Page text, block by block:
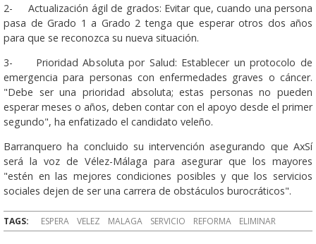
2- Actualización ágil de grados: Evitar que, cuando una persona
pasa de Grado 1 a Grado 2 tenga que esperar otros dos años
para que se reconozca su nueva situación.
3- Prioridad Absoluta por Salud: Establecer un protocolo de
emergencia para personas con enfermedades graves o cáncer.
"Debe ser una prioridad absoluta; estas personas no pueden
esperar meses o años, deben contar con el apoyo desde el primer
segundo", ha enfatizado el candidato veleño.
Barranquero ha concluido su intervención asegurando que AxSí
será la voz de Vélez-Málaga para asegurar que los mayores
"estén en las mejores condiciones posibles y que los servicios
sociales dejen de ser una carrera de obstáculos burocráticos".
TAGS: ESPERA VELEZ MALAGA SERVICIO REFORMA ELIMINAR